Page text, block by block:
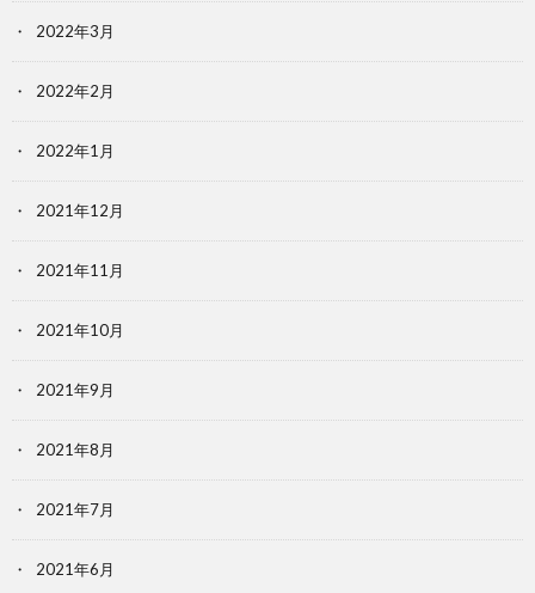
2022年3月
2022年2月
2022年1月
2021年12月
2021年11月
2021年10月
2021年9月
2021年8月
2021年7月
2021年6月